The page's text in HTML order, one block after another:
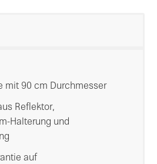
mit 90 cm Durchmesser
Reflektor,
Halterung und
auf